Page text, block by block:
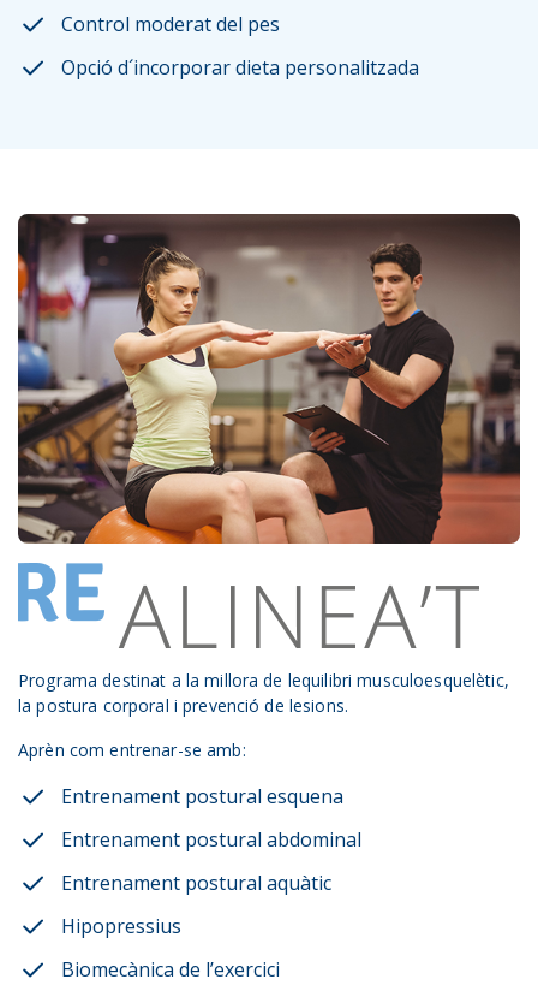
Control moderat del pes
Opció d´incorporar dieta personalitzada
Programa destinat a la millora de lequilibri musculoesquelètic,
la postura corporal i prevenció de lesions.
Aprèn com entrenar-se amb:
Entrenament postural esquena
Entrenament postural abdominal
Entrenament postural aquàtic
Hipopressius
Biomecànica de l’exercici